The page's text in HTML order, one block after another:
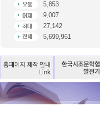
5,853
9,007
27,142
5,699,961